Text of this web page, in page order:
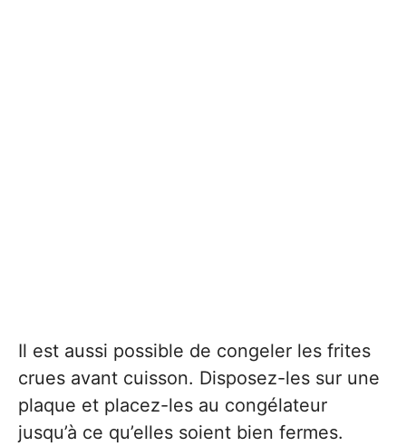
Il est aussi possible de congeler les frites
crues avant cuisson. Disposez-les sur une
plaque et placez-les au congélateur
jusqu’à ce qu’elles soient bien fermes.